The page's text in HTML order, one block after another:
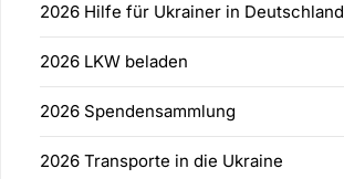
2026 Hilfe für Ukrainer in Deutschland
2026 LKW beladen
2026 Spendensammlung
2026 Transporte in die Ukraine